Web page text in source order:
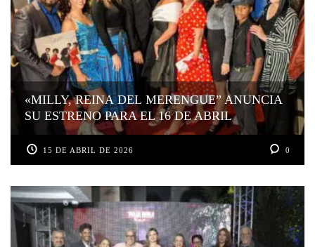
«MILLY, REINA DEL MERENGUE” ANUNCIA
SU ESTRENO PARA EL 16 DE ABRIL
15 DE ABRIL DE 2026 0